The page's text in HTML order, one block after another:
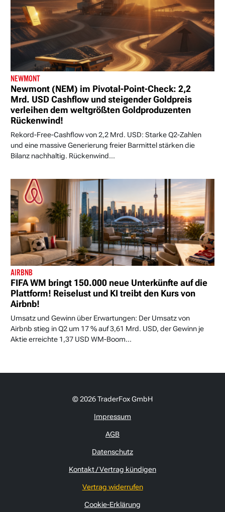
NEWMONT
Newmont (NEM) im Pivotal-Point-Check: 2,2
Mrd. USD Cashflow und steigender Goldpreis
verleihen dem weltgrößten Goldproduzenten
Rückenwind!
Rekord-Free-Cashflow von 2,2 Mrd. USD: Starke Q2-Zahlen
und eine massive Generierung freier Barmittel stärken die
Bilanz nachhaltig. Rückenwind...
AIRBNB
FIFA WM bringt 150.000 neue Unterkünfte auf die
Plattform! Reiselust und KI treibt den Kurs von
Airbnb!
Umsatz und Gewinn über Erwartungen: Der Umsatz von
Airbnb stieg in Q2 um 17 % auf 3,61 Mrd. USD, der Gewinn je
Aktie erreichte 1,37 USD WM-Boom...
© 2026 TraderFox GmbH
Impressum
AGB
Datenschutz
Kontakt / Vertrag kündigen
Vertrag widerrufen
Cookie-Erklärung